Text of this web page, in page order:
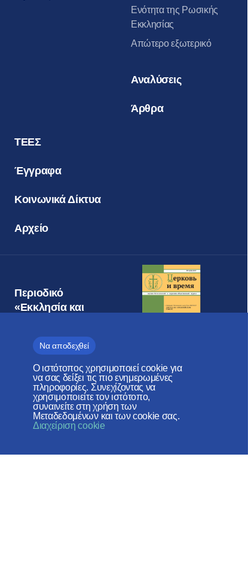
Να αποδεχθεί
Ο ιστότοπος χρησιμοποιεί cookie για
να σας δείξει τις πιο ενημερωμένες
πληροφορίες. Συνεχίζοντας να
χρησιμοποιείτε τον ιστότοπο,
συναινείτε στη χρήση των
Μεταδεδομένων και των cookie σας.
Διαχείριση cookie
Ενότητα της Ρωσικής
Εκκλησίας
Απώτερο εξωτερικό
Αναλύσεις
Άρθρα
ΤΕΕΣ
Έγγραφα
Κοινωνικά Δίκτυα
Αρχείο
Περιοδικό
«Εκκλησία και
Τμήμα Εξωτερικων
Εκκλησιαστικων Σχέσεων
ΠΑΤΡΙΑΡΧΕΊΟ ΜΌΣΧΑΣ